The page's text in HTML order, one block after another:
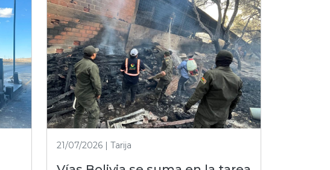
21/07/2026 | Tarija